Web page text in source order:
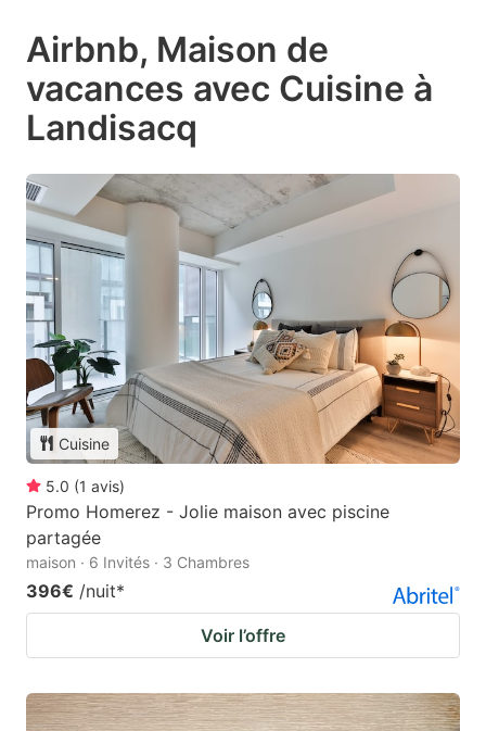
Airbnb, Maison de
vacances avec Cuisine à
Landisacq
Cuisine
5.0 (1 avis)
Promo Homerez - Jolie maison avec piscine
partagée
maison · 6 Invités · 3 Chambres
396€ /nuit*
Voir l’offre